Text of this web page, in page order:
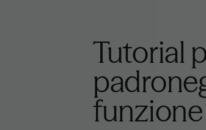
Tutorial
funzione